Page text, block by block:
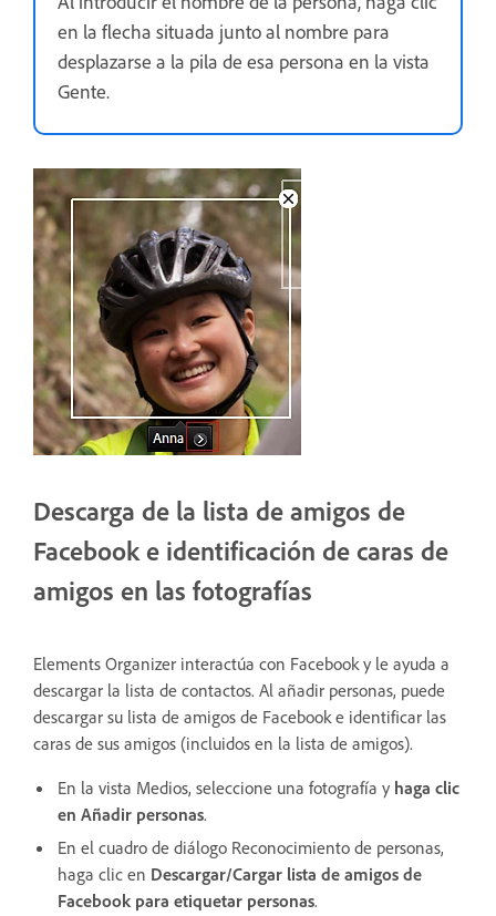
en la flecha situada junto al nombre para
desplazarse a la pila de esa persona en la vista
Gente.
Descarga de la lista de amigos de
Facebook e identificación de caras de
amigos en las fotografías
Elements Organizer interactúa con Facebook y le ayuda a
descargar la lista de contactos. Al añadir personas, puede
descargar su lista de amigos de Facebook e identificar las
caras de sus amigos (incluidos en la lista de amigos).
En la vista Medios, seleccione una fotografía y haga clic
en Añadir personas.
En el cuadro de diálogo Reconocimiento de personas,
haga clic en Descargar/Cargar lista de amigos de
Facebook para etiquetar personas.